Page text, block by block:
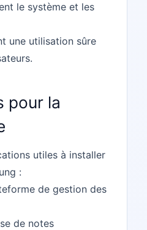
le système et les
une utilisation sûre
pour la
utiles à installer
:
de gestion des
de notes